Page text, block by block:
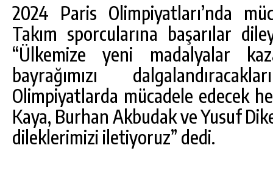
2024 Paris Olimpiyatları’nda
Takım sporcularına başarılar
“Ülkemize yeni madalyalar
bayrağımızı
Olimpiyatlarda mücadele edecek
Kaya, Burhan Akbudak ve Yusuf
dileklerimizi iletiyoruz” dedi.